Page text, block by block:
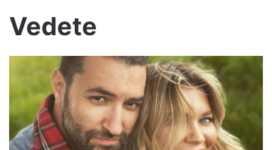
Vedete